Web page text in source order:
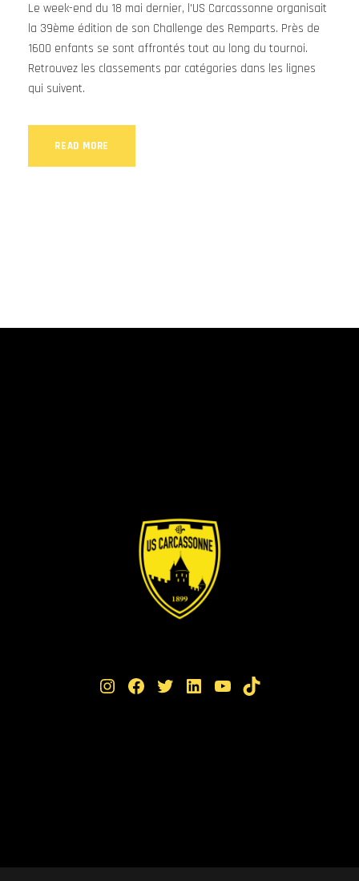
Le week-end du 18 mai dernier, l'US Carcassonne organisait
la 39ème édition de son Challenge des Remparts. Près de
1600 enfants se sont affrontés tout au long du tournoi.
Retrouvez les classements par catégories dans les lignes
qui suivent.
READ MORE
Instagram Facebook Twitter LinkedIn YouTube TikTok